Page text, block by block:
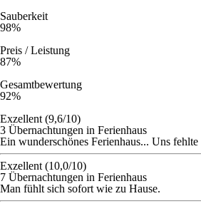
Sauberkeit
98%
Preis / Leistung
87%
Gesamtbewertung
92%
Exzellent (9,6/10)
3 Übernachtungen in Ferienhaus
Ein wunderschönes Ferienhaus... Uns
Exzellent (10,0/10)
7 Übernachtungen in Ferienhaus
Man fühlt sich sofort wie zu Hause.